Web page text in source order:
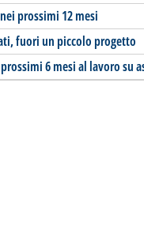
prossimi 12 mesi
fuori un piccolo progetto
6 mesi al lavoro su